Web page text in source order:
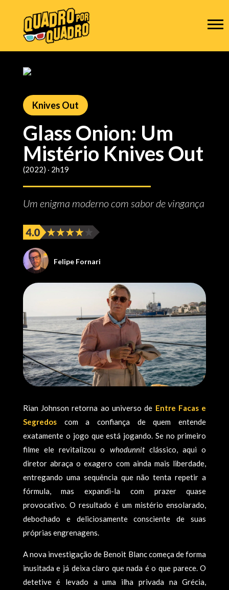
Knives Out
Glass Onion: Um
Mistério Knives Out
(2022) ‧ 2h19
Um enigma moderno com sabor de vingança
Felipe Fornari
Rian Johnson retorna ao universo de Entre Facas e
Segredoscom a confiança de quem entende
exatamente o jogo que está jogando. Se no primeiro
filme ele revitalizou o whodunnitclássico, aqui o
diretor abraça o exagero com ainda mais liberdade,
entregando uma sequência que não tenta repetir a
fórmula, mas expandi-la com prazer quase
provocativo. O resultado é um mistério ensolarado,
debochado e deliciosamente consciente de suas
próprias engrenagens.
A nova investigação de Benoit Blanc começa de forma
inusitada e já deixa claro que nada é o que parece. O
detetive é levado a uma ilha privada na Grécia,